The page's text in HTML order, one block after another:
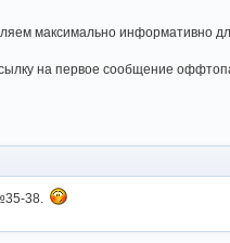
максимально информативно
на первое сообщение
38.